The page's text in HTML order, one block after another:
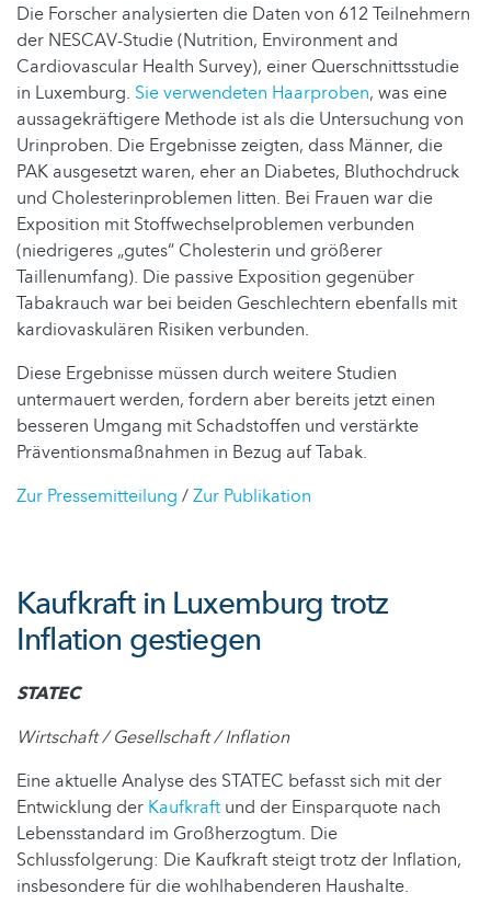
Die Forscher analysierten die Daten von 612 Teilnehmern
der NESCAV-Studie (Nutrition, Environment and
Cardiovascular Health Survey), einer Querschnittsstudie
in Luxemburg. Sie verwendeten Haarproben, was eine
aussagekräftigere Methode ist als die Untersuchung von
Urinproben. Die Ergebnisse zeigten, dass Männer, die
PAK ausgesetzt waren, eher an Diabetes, Bluthochdruck
und Cholesterinproblemen litten. Bei Frauen war die
Exposition mit Stoffwechselproblemen verbunden
(niedrigeres „gutes“ Cholesterin und größerer
Taillenumfang). Die passive Exposition gegenüber
Tabakrauch war bei beiden Geschlechtern ebenfalls mit
kardiovaskulären Risiken verbunden.
Diese Ergebnisse müssen durch weitere Studien
untermauert werden, fordern aber bereits jetzt einen
besseren Umgang mit Schadstoffen und verstärkte
Präventionsmaßnahmen in Bezug auf Tabak.
Zur Pressemitteilung /Zur Publikation
Kaufkraft in Luxemburg trotz
Inflation gestiegen
STATEC
Wirtschaft / Gesellschaft / Inflation
Eine aktuelle Analyse des STATEC befasst sich mit der
Entwicklung der Kaufkraft und der Einsparquote nach
Lebensstandard im Großherzogtum. Die
Schlussfolgerung: Die Kaufkraft steigt trotz der Inflation,
insbesondere für die wohlhabenderen Haushalte.